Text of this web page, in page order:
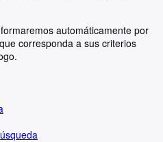
automáticamente por
corresponda a sus criterios